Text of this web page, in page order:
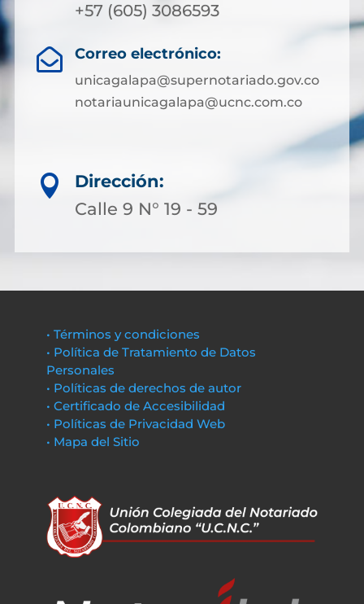
+57 (605) 3086593
 Correo electrónico:
unicagalapa@supernotariado.gov.co
notariaunicagalapa@ucnc.com.co

Dirección:
Calle 9 N° 19 - 59
• Términos y condiciones
• Política de Tratamiento de Datos
Personales
• Políticas de derechos de autor
• Certificado de Accesibilidad
• Políticas de Privacidad Web
• Mapa del Sitio